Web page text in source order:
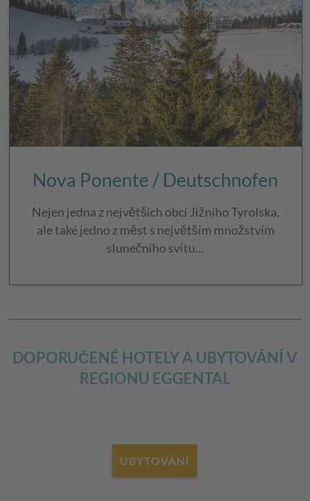
Nova Ponente / Deutschnofen
Nejen jedna z největších obcí Jižního Tyrolska,
ale také jedno z měst s největším množstvím
slunečního svitu…
DOPORUČENÉ HOTELY A UBYTOVÁNÍ V
REGIONU EGGENTAL
UBYTOVÁNÍ